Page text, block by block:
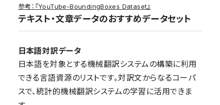
参考：『YouTube-BoundingBoxes Dataset』
テキスト・文章データのおすすめデータセット
日本語対訳データ
日本語を対象とする機械翻訳システムの構築に利用
できる言語資源のリストです。対訳文からなるコーパ
スで、統計的機械翻訳システムの学習に活用できま